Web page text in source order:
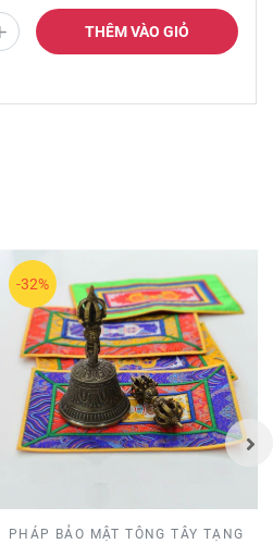
THÊM VÀO GIỎ
-32%
PHÁP BẢO MẬT TÔNG TÂY TẠNG